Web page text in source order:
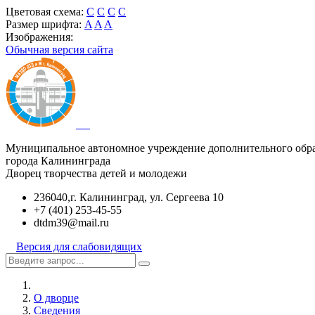
Цветовая схема: C C C C
Размер шрифта: A A A
Изображения:
Обычная версия сайта
Муниципальное автономное учреждение дополнительного
города Калининграда
Дворец творчества детей и молодежи
236040,г. Калининград, ул. Сергеева 10
+7 (401) 253-45-55
dtdm39@mail.ru
Версия для слабовидящих
О дворце
Сведения